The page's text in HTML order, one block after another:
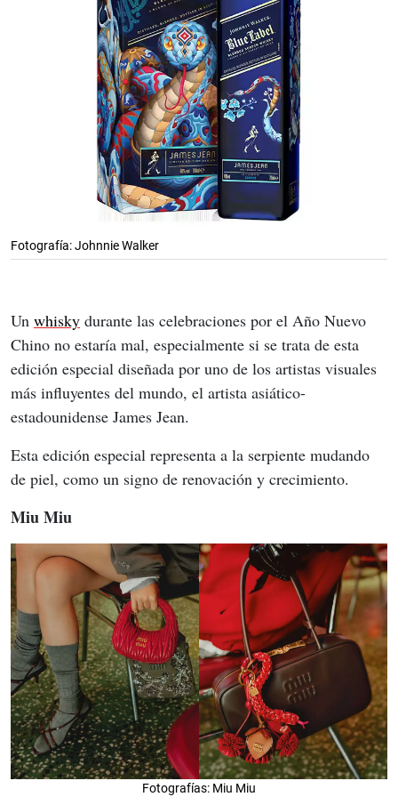
Fotografía: Johnnie Walker
Un whisky durante las celebraciones por el Año Nuevo
Chino no estaría mal, especialmente si se trata de esta
edición especial diseñada por uno de los artistas visuales
más influyentes del mundo, el artista asiático-
estadounidense James Jean.
Esta edición especial representa a la serpiente mudando
de piel, como un signo de renovación y crecimiento.
Miu Miu
Fotografías: Miu Miu